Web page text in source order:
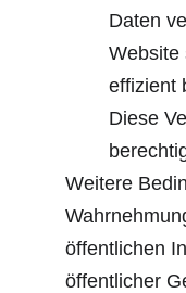
Daten
Website
effizient
Diese
Weitere
öffentlichen
öffentlicher